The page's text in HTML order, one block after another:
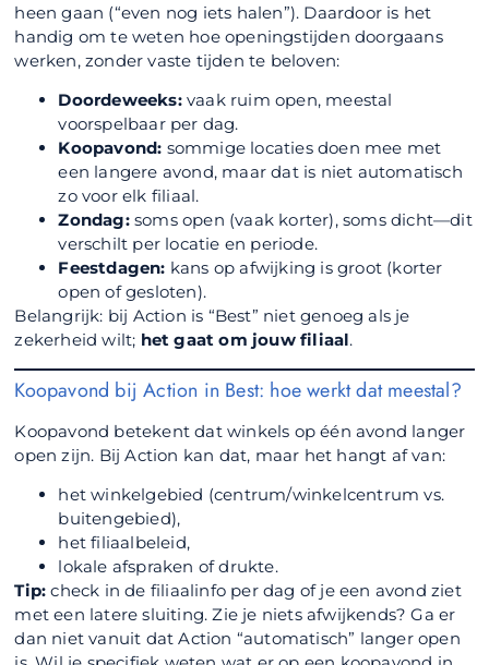
heen gaan (“even nog iets halen”). Daardoor is het
handig om te weten hoe openingstijden doorgaans
werken, zonder vaste tijden te beloven:
Doordeweeks:vaak ruim open, meestal
voorspelbaar per dag.
Koopavond: sommige locaties doen mee met
een langere avond, maar dat is niet automatisch
zo voor elk filiaal.
Zondag:soms open (vaak korter), soms dicht—dit
verschilt per locatie en periode.
Feestdagen: kans op afwijking is groot (korter
open of gesloten).
Belangrijk: bij Action is “Best” niet genoeg als je
zekerheid wilt; het gaat om jouw filiaal.
Koopavond bij Action in Best: hoe werkt dat meestal?
Koopavond betekent dat winkels op één avond langer
open zijn. Bij Action kan dat, maar het hangt af van:
het winkelgebied (centrum/winkelcentrum vs.
buitengebied),
het filiaalbeleid,
lokale afspraken of drukte.
Tip: check in de filiaalinfo per dag of je een avond ziet
met een latere sluiting. Zie je niets afwijkends? Ga er
dan niet vanuit dat Action “automatisch” langer open